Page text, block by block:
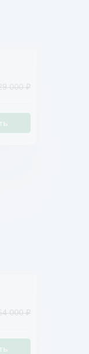
000 ₽
000 ₽